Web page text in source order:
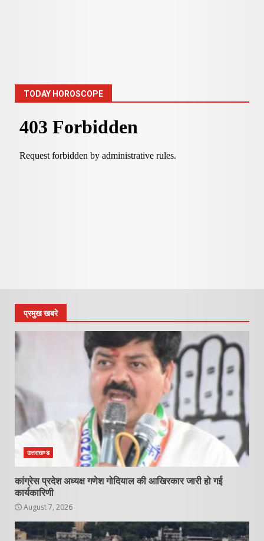
TODAY HOROSCOPE
प्रमुख खबरे
उत्तराखण्ड
कांग्रेस प्रदेश अध्यक्ष गणेश गोदियाल की आखिरकार जारी हो गई
कार्यकारिणी
August 7, 2026